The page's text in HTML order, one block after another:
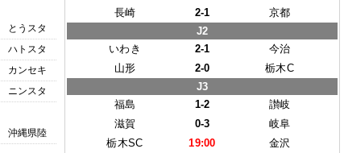
とうスタ
ハトスタ
カンセキ
ニンスタ
沖縄県陸
長崎
2-1
京都
J2
いわき
2-1
今治
山形
2-0
栃木C
J3
福島
1-2
讃岐
滋賀
0-3
岐阜
栃木SC
19:00
金沢